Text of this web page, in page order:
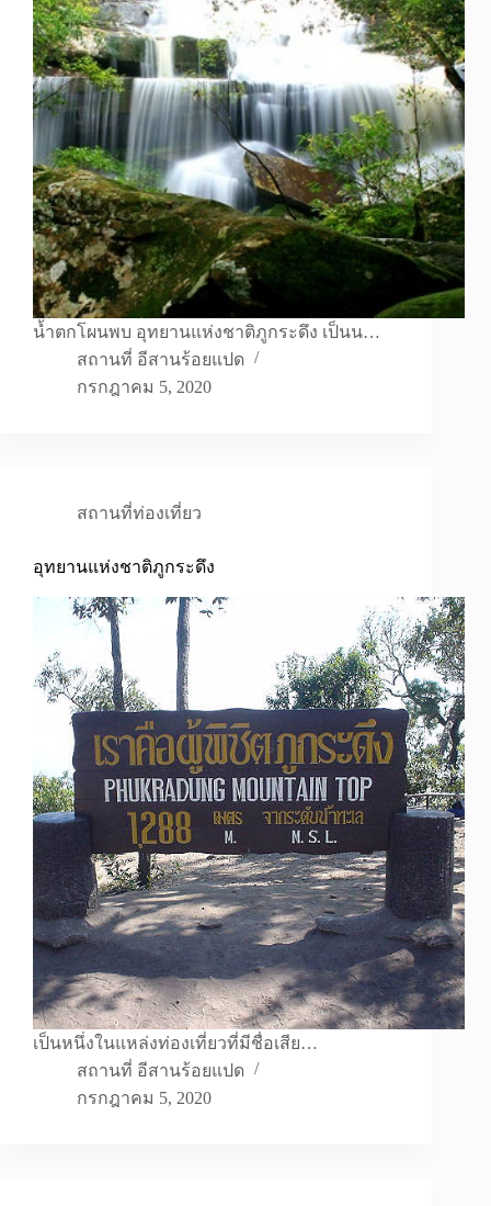
น้ำตกโผนพบ อุทยานแห่งชาติภูกระดึง เป็นน…
สถานที่ อีสานร้อยแปด
กรกฎาคม 5, 2020
สถานที่ท่องเที่ยว
อุทยานแห่งชาติภูกระดึง
เป็นหนึ่งในแหล่งท่องเที่ยวที่มีชื่อเสีย…
สถานที่ อีสานร้อยแปด
กรกฎาคม 5, 2020